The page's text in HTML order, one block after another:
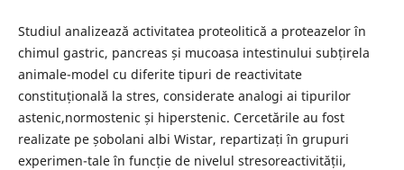
Studiul analizează activitatea proteolitică a proteazelor în
chimul gastric, pancreas și mucoasa intestinului subțirela
animale-model cu diferite tipuri de reactivitate
constituțională la stres, considerate analogi ai tipurilor
astenic,normostenic și hiperstenic. Cercetările au fost
realizate pe șobolani albi Wistar, repartizați în grupuri
experimen-tale în funcție de nivelul stresoreactivității,